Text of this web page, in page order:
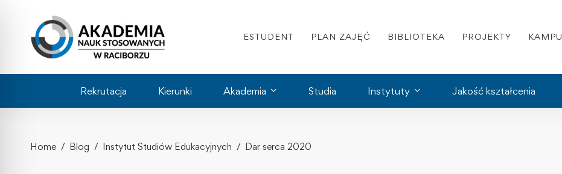
ESTUDENT PLAN ZAJĘĆ BIBLIOTEKA PROJEKTY
Rekrutacja Kierunki Akademia Studia Instytuty Jakość kształcenia
Home Blog Instytut Studiów Edukacyjnych Dar serca 2020